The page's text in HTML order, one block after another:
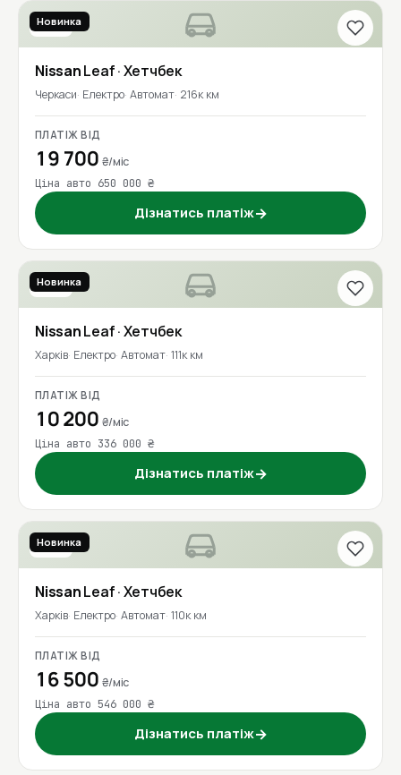
2021
Новинка
NissanLeaf· Хетчбек
Черкаси Електро Автомат 216к км
ПЛАТІЖ ВІД
19 700 ₴/міс
Ціна авто 650 000 ₴
Дізнатись платіж→
2016
Новинка
NissanLeaf· Хетчбек
Харків Електро Автомат 111к км
ПЛАТІЖ ВІД
10 200 ₴/міс
Ціна авто 336 000 ₴
Дізнатись платіж→
2019
Новинка
NissanLeaf· Хетчбек
Харків Електро Автомат 110к км
ПЛАТІЖ ВІД
16 500 ₴/міс
Ціна авто 546 000 ₴
Дізнатись платіж→